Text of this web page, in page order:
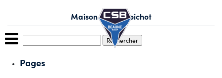
Maison André Goichot
Pages